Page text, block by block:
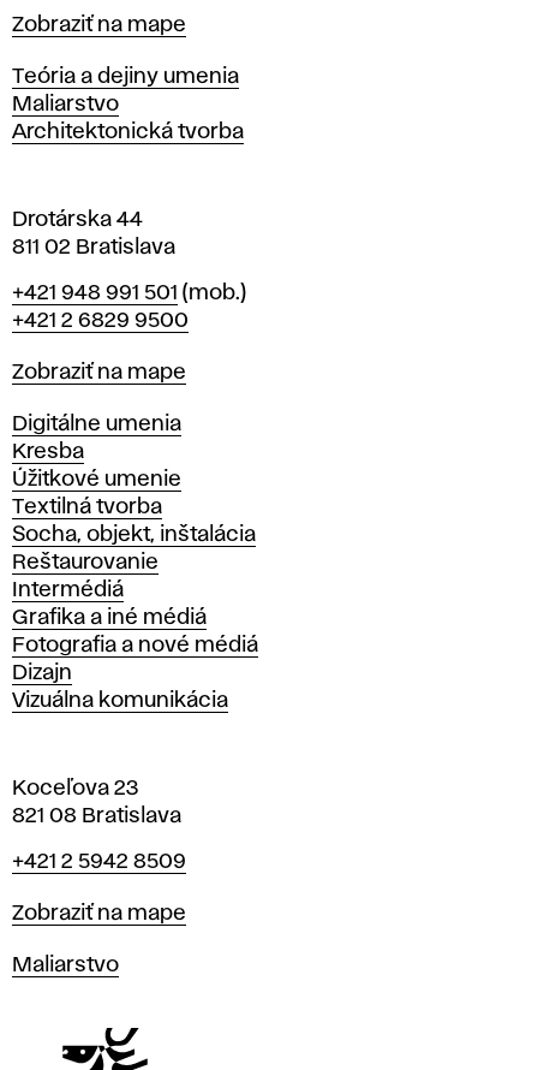
i
l
a
v
Mapa
Zobraziť na mape
Katedry
Teória a dejiny umenia
Maliarstvo
Architektonická tvorba
Drotárska 44
811 02 Bratislava
Telefón
+421 948 991 501 (mob.)
+421 2 6829 9500
Mapa
Zobraziť na mape
Katedry
Digitálne umenia
Kresba
Úžitkové umenie
Textilná tvorba
Socha, objekt, inštalácia
Reštaurovanie
Intermédiá
Grafika a iné médiá
Fotografia a nové médiá
Dizajn
Vizuálna komunikácia
Koceľova 23
821 08 Bratislava
Telefón
+421 2 5942 8509
Mapa
Zobraziť na mape
Katedry
Maliarstvo